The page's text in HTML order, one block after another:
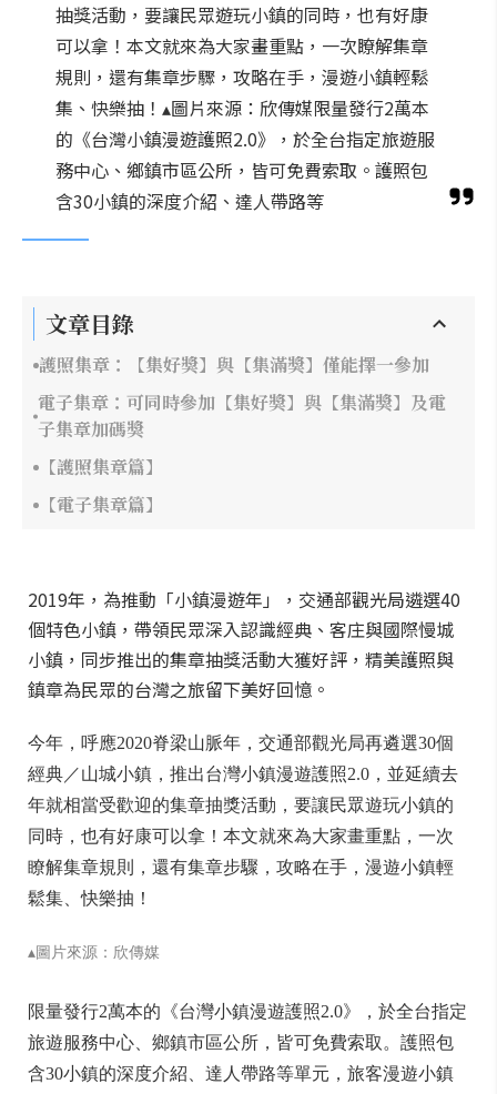
抽獎活動，要讓民眾遊玩小鎮的同時，也有好康
可以拿！本文就來為大家畫重點，一次瞭解集章
規則，還有集章步驟，攻略在手，漫遊小鎮輕鬆
集、快樂抽！▴圖片來源：欣傳媒限量發行2萬本
的《台灣小鎮漫遊護照2.0》，於全台指定旅遊服
務中心、鄉鎮市區公所，皆可免費索取。護照包
含30小鎮的深度介紹、達人帶路等
文章目錄
護照集章：【集好獎】與【集滿獎】僅能擇一參加
電子集章：可同時參加【集好獎】與【集滿獎】及電
子集章加碼獎
【護照集章篇】
【電子集章篇】
2019年，為推動「小鎮漫遊年」，交通部觀光局遴選40
個特色小鎮，帶領民眾深入認識經典、客庄與國際慢城
小鎮，同步推出的集章抽獎活動大獲好評，精美護照與
鎮章為民眾的台灣之旅留下美好回憶。
今年，呼應2020脊梁山脈年，交通部觀光局再遴選30個
經典／山城小鎮，推出台灣小鎮漫遊護照2.0，並延續去
年就相當受歡迎的集章抽獎活動，要讓民眾遊玩小鎮的
同時，也有好康可以拿！本文就來為大家畫重點，一次
瞭解集章規則，還有集章步驟，攻略在手，漫遊小鎮輕
鬆集、快樂抽！
▴圖片來源：欣傳媒
限量發行2萬本的《台灣小鎮漫遊護照2.0》，於全台指定
旅遊服務中心、鄉鎮市區公所，皆可免費索取。護照包
含30小鎮的深度介紹、達人帶路等單元，旅客漫遊小鎮